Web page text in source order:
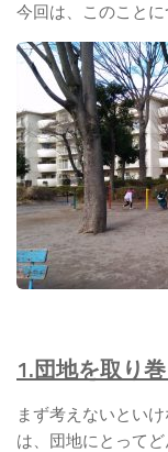
今回は、このことに
1.団地を取り
まず考えないとい
は、団地にとって